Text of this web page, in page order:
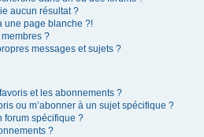
aucun résultat ?
une page blanche ?!
?
messages et sujets ?
et les abonnements ?
ou m’abonner à un sujet spécifique ?
forum spécifique ?
?